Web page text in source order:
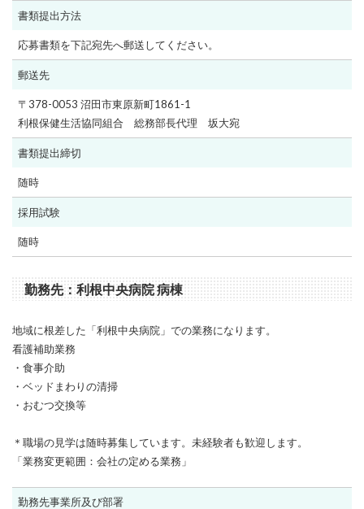
書類提出方法
応募書類を下記宛先へ郵送してください。
郵送先
〒378-0053 沼田市東原新町1861-1
利根保健生活協同組合 総務部長代理 坂大宛
書類提出締切
随時
採用試験
随時
勤務先：利根中央病院 病棟
地域に根差した「利根中央病院」での業務になります。
看護補助業務
・食事介助
・ベッドまわりの清掃
・おむつ交換等
＊職場の見学は随時募集しています。未経験者も歓迎します。
「業務変更範囲：会社の定める業務」
勤務先事業所及び部署